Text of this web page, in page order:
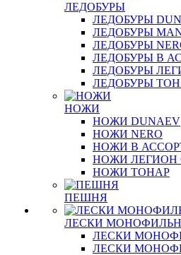
ЛЕДОБУРЫ
ЛЕДОБУРЫ
ЛЕДОБУРЫ
ЛЕДОБУРЫ
ЛЕДОБУРЫ В
ЛЕДОБУРЫ
ЛЕДОБУРЫ
НОЖИ
НОЖИ DUNAEV
НОЖИ NERO
НОЖИ В
НОЖИ ЛЕГИОН
НОЖИ ТОНАР
ПЕШНЯ
ЛЕСКИ
ЛЕСКИ
ЛЕСКИ